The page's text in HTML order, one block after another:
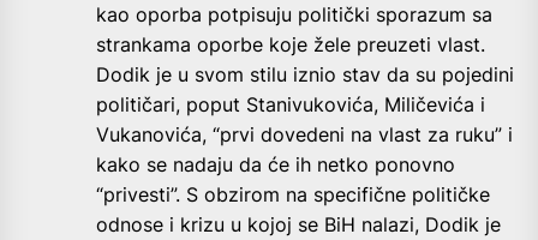
kao oporba potpisuju politički sporazum sa
strankama oporbe koje žele preuzeti vlast.
Dodik je u svom stilu iznio stav da su pojedini
političari, poput Stanivukovića, Miličevića i
Vukanovića, “prvi dovedeni na vlast za ruku” i
kako se nadaju da će ih netko ponovno
“privesti”. S obzirom na specifične političke
odnose i krizu u kojoj se BiH nalazi, Dodik je